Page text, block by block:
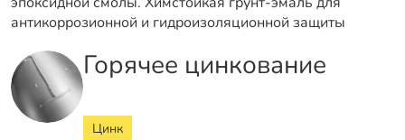
антикоррозионной и гидроизоляционной защиты
Горячее цинкование
Цинк